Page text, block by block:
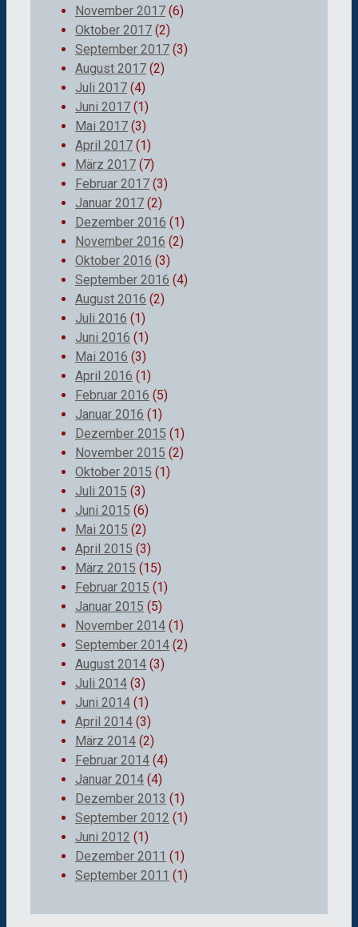
November 2017 (6)
Oktober 2017 (2)
September 2017 (3)
August 2017 (2)
Juli 2017 (4)
Juni 2017 (1)
Mai 2017 (3)
April 2017 (1)
März 2017 (7)
Februar 2017 (3)
Januar 2017 (2)
Dezember 2016 (1)
November 2016 (2)
Oktober 2016 (3)
September 2016 (4)
August 2016 (2)
Juli 2016 (1)
Juni 2016 (1)
Mai 2016 (3)
April 2016 (1)
Februar 2016 (5)
Januar 2016 (1)
Dezember 2015 (1)
November 2015 (2)
Oktober 2015 (1)
Juli 2015 (3)
Juni 2015 (6)
Mai 2015 (2)
April 2015 (3)
März 2015 (15)
Februar 2015 (1)
Januar 2015 (5)
November 2014 (1)
September 2014 (2)
August 2014 (3)
Juli 2014 (3)
Juni 2014 (1)
April 2014 (3)
März 2014 (2)
Februar 2014 (4)
Januar 2014 (4)
Dezember 2013 (1)
September 2012 (1)
Juni 2012 (1)
Dezember 2011 (1)
September 2011 (1)